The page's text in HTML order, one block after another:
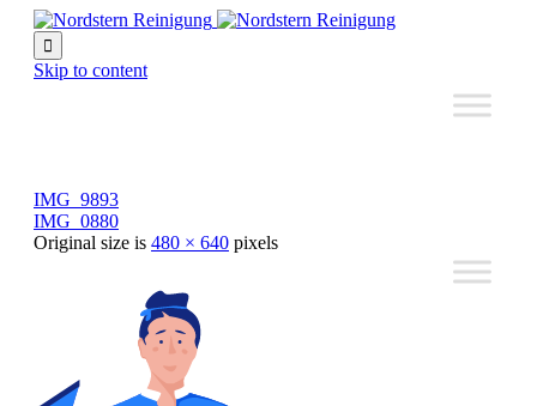

Skip to content
IMG_9893
IMG_0880
Original size is 480 × 640 pixels